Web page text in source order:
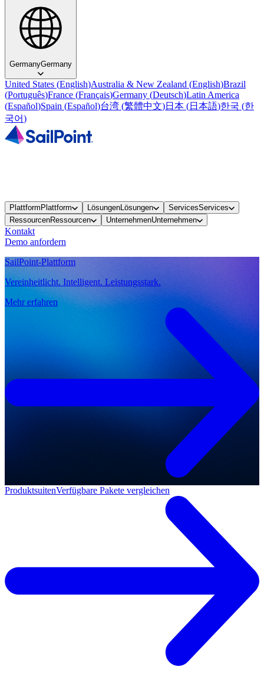
GermanyGermany
United States (English)Australia & New Zealand (English)Brazil
(Português)France (Français)Germany (Deutsch)Latin America
(Español)Spain (Español)台湾 (繁體中文)日本 (日本語)한국 (한
국어)
Plattform Plattform LösungenLösungen ServicesServices
RessourcenRessourcen UnternehmenUnternehmen
Kontakt
Demo anfordern
SailPoint-Plattform
Vereinheitlicht. Intelligent. Leistungsstark.
Mehr erfahren
ProduktsuitenVerfügbare Pakete vergleichen